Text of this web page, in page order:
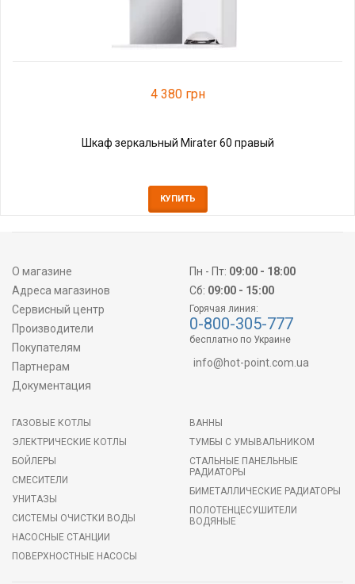
4 380 грн
Шкаф зеркальный Mirater 60 правый
КУПИТЬ
О магазине
Адреса магазинов
Сервисный центр
Производители
Покупателям
Партнерам
Документация
Пн - Пт: 09:00 - 18:00
Сб: 09:00 - 15:00
Горячая линия:
0-800-305-777
бесплатно по Украине
info@hot-point.com.ua
ГАЗОВЫЕ КОТЛЫ
ЭЛЕКТРИЧЕСКИЕ КОТЛЫ
БОЙЛЕРЫ
СМЕСИТЕЛИ
УНИТАЗЫ
СИСТЕМЫ ОЧИСТКИ ВОДЫ
НАСОСНЫЕ СТАНЦИИ
ПОВЕРХНОСТНЫЕ НАСОСЫ
ВАННЫ
ТУМБЫ С УМЫВАЛЬНИКОМ
СТАЛЬНЫЕ ПАНЕЛЬНЫЕ
РАДИАТОРЫ
БИМЕТАЛЛИЧЕСКИЕ РАДИАТОРЫ
ПОЛОТЕНЦЕСУШИТЕЛИ
ВОДЯНЫЕ